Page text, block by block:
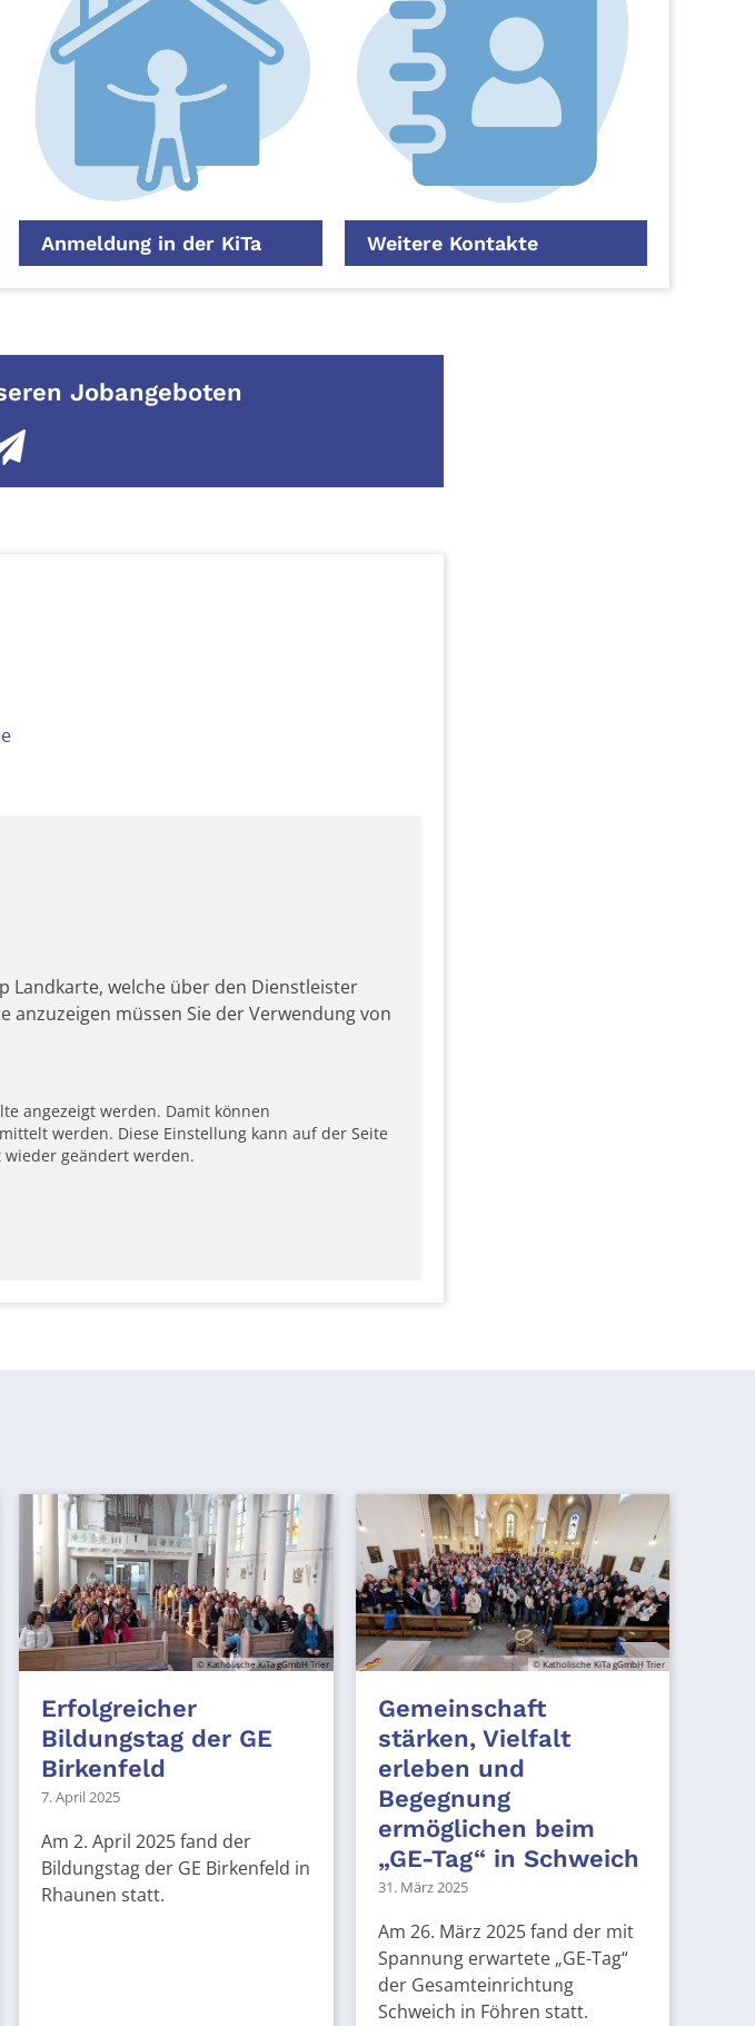
Anmeldung in der KiTa Weitere Kontakte
Jobangeboten
Landkarte, welche über den Dienstleister
anzuzeigen müssen Sie der Verwendung von
angezeigt werden. Damit können
werden. Diese Einstellung kann auf der Seite
geändert werden.
© Katholische KiTa gGmbH Trier
Erfolgreicher
Bildungstag der GE
Birkenfeld
7. April 2025
Am 2. April 2025 fand der
Bildungstag der GE Birkenfeld in
Rhaunen statt.
© Katholische KiTa gGmbH Trier
Gemeinschaft
stärken, Vielfalt
erleben und
Begegnung
ermöglichen beim
„GE-Tag“ in Schweich
31. März 2025
Am 26. März 2025 fand der mit
Spannung erwartete „GE-Tag“
der Gesamteinrichtung
Schweich in Föhren statt.